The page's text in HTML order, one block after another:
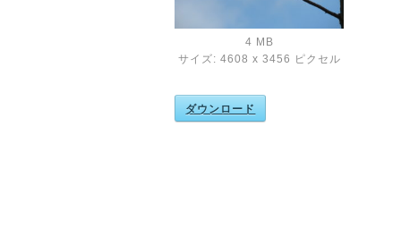
4 MB
サイズ: 4608 x 3456 ピクセル
ダウンロード